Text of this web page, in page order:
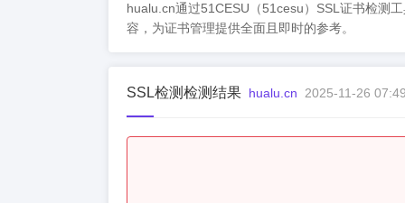
hualu.cn通过51CESU（51cesu）SSL证书检测
容，为证书管理提供全面且即时的参考。
SSL检测检测结果 hualu.cn 2025-11-26